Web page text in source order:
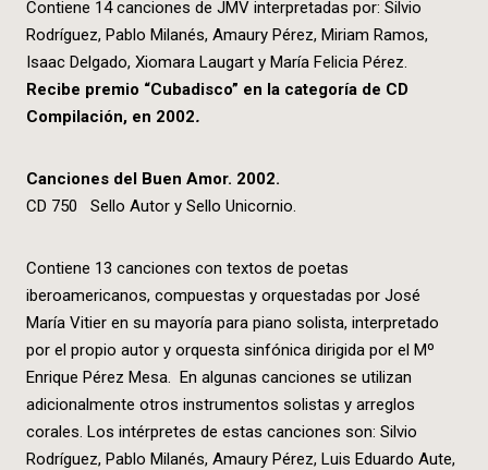
Contiene 14 canciones de JMV interpretadas por: Silvio
Rodríguez, Pablo Milanés, Amaury Pérez, Miriam Ramos,
Isaac Delgado, Xiomara Laugart y María Felicia Pérez.
Recibe premio “Cubadisco” en la categoría de CD
Compilación, en 2002.
Canciones del Buen Amor. 2002.
CD 750
Sello Autor y Sello Unicornio.
Contiene 13 canciones con textos de poetas
iberoamericanos, compuestas y orquestadas por José
María Vitier en su mayoría para piano solista, interpretado
por el propio autor y orquesta sinfónica dirigida por el Mº
Enrique Pérez Mesa. En algunas canciones se utilizan
adicionalmente otros instrumentos solistas y arreglos
corales. Los intérpretes de estas canciones son: Silvio
Rodríguez, Pablo Milanés, Amaury Pérez, Luis Eduardo Aute,